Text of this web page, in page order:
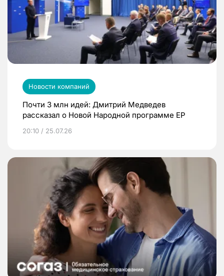
Новости компаний
Почти 3 млн идей: Дмитрий Медведев
рассказал о Новой Народной программе ЕР
20:10 / 25.07.26